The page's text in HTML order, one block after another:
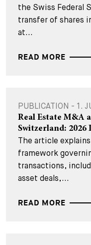
the Swiss Federal
transfer of shares
at...
READ MORE
PUBLICATION - 1.
Real Estate M&A
Switzerland: 2026
The article
framework
transactions,
asset deals,...
READ MORE